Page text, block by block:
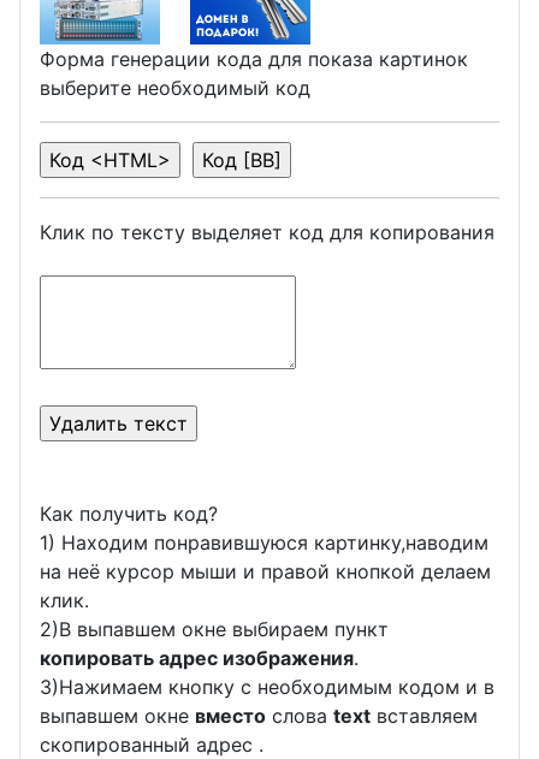
Форма генерации кода для показа картинок
выберите необходимый код
Клик по тексту выделяет код для копирования
Как получить код?
1) Находим понравившуюся картинку,наводим
на неё курсор мыши и правой кнопкой делаем
клик.
2)В выпавшем окне выбираем пункт
копировать адрес изображения.
3)Нажимаем кнопку с необходимым кодом и в
выпавшем окне вместо слова text вставляем
скопированный адрес .